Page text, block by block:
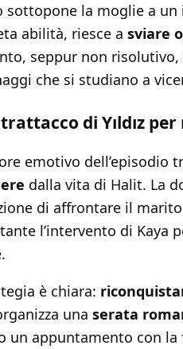
sottopone la moglie a un
abilità, riesce a sviare
seppur non
che si studiano a
di Yıldız
emotivo dell’episodio
dalla vita di Halit. La
di affrontare il
l’intervento di Kaya
è chiara:
una serata
un appuntamento con la